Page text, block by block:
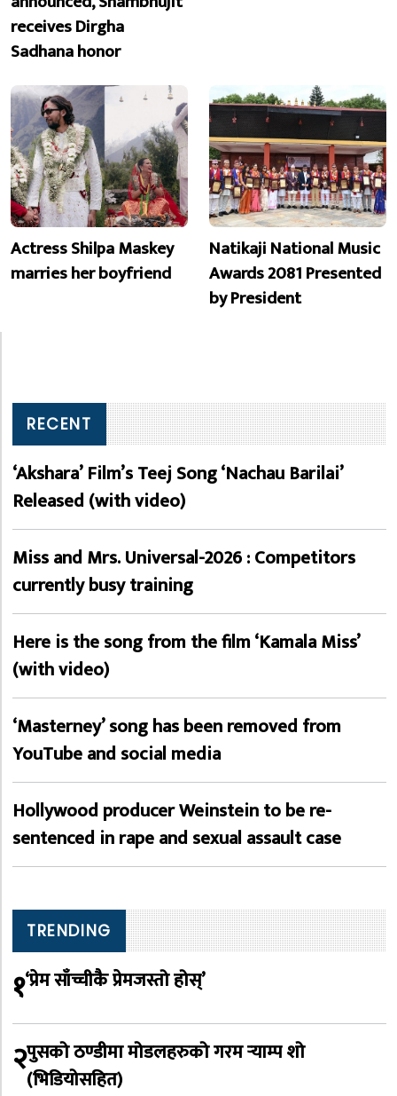
receives Dirgha
Sadhana honor
Actress Shilpa Maskey
marries her boyfriend
Natikaji National Music
Awards 2081 Presented
by President
RECENT
‘Akshara’ Film’s Teej Song ‘Nachau Barilai’
Released (with video)
Miss and Mrs. Universal-2026 : Competitors
currently busy training
Here is the song from the film ‘Kamala Miss’
(with video)
‘Masterney’ song has been removed from
YouTube and social media
Hollywood producer Weinstein to be re-
sentenced in rape and sexual assault case
TRENDING
१‘प्रेम साँच्चीकै प्रेमजस्तो होस्’
२पुसको ठण्डीमा मोडलहरुको गरम र्‍याम्प शो
(भिडियोसहित)